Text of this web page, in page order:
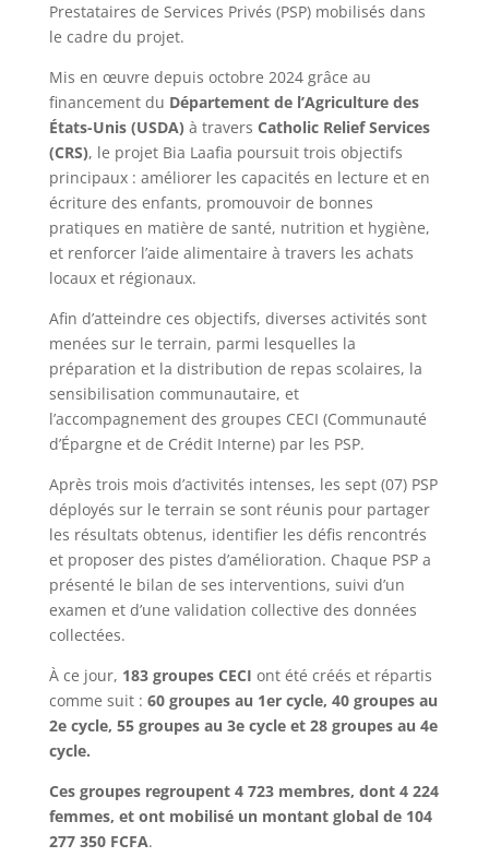
Prestataires de Services Privés (PSP) mobilisés dans
le cadre du projet.
Mis en œuvre depuis octobre 2024 grâce au
financement du Département de l’Agriculture des
États-Unis (USDA) à travers Catholic Relief Services
(CRS), le projet Bia Laafia poursuit trois objectifs
principaux : améliorer les capacités en lecture et en
écriture des enfants, promouvoir de bonnes
pratiques en matière de santé, nutrition et hygiène,
et renforcer l’aide alimentaire à travers les achats
locaux et régionaux.
Afin d’atteindre ces objectifs, diverses activités sont
menées sur le terrain, parmi lesquelles la
préparation et la distribution de repas scolaires, la
sensibilisation communautaire, et
l’accompagnement des groupes CECI (Communauté
d’Épargne et de Crédit Interne) par les PSP.
Après trois mois d’activités intenses, les sept (07) PSP
déployés sur le terrain se sont réunis pour partager
les résultats obtenus, identifier les défis rencontrés
et proposer des pistes d’amélioration. Chaque PSP a
présenté le bilan de ses interventions, suivi d’un
examen et d’une validation collective des données
collectées.
À ce jour, 183 groupes CECI ont été créés et répartis
comme suit : 60 groupes au 1er cycle, 40 groupes au
2e cycle, 55 groupes au 3e cycle et 28 groupes au 4e
cycle.
Ces groupes regroupent 4 723 membres, dont 4 224
femmes, et ont mobilisé un montant global de 104
277 350 FCFA.